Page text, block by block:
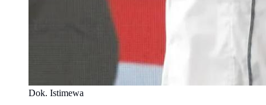
Dok. Istimewa